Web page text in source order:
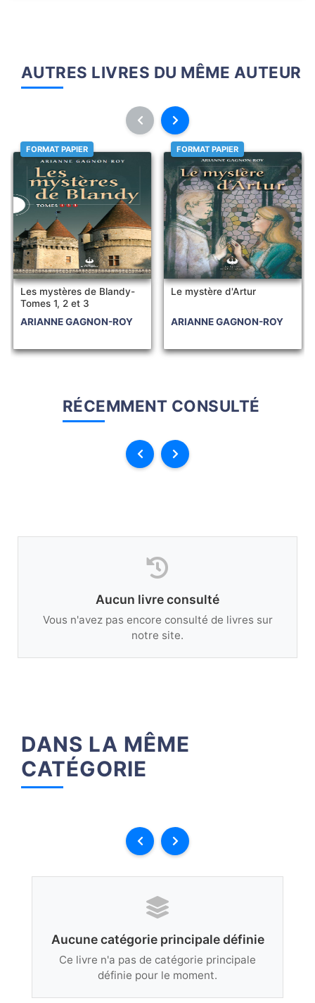
AUTRES LIVRES DU MÊME AUTEUR
FORMAT PAPIER
Les mystères de Blandy-
Tomes 1, 2 et 3
ARIANNE GAGNON-ROY
FORMAT PAPIER
Le mystère d'Artur
ARIANNE GAGNON-ROY
RÉCEMMENT CONSULTÉ
Aucun livre consulté
Vous n'avez pas encore consulté de livres sur
notre site.
DANS LA MÊME
CATÉGORIE
Aucune catégorie principale définie
Ce livre n'a pas de catégorie principale
définie pour le moment.